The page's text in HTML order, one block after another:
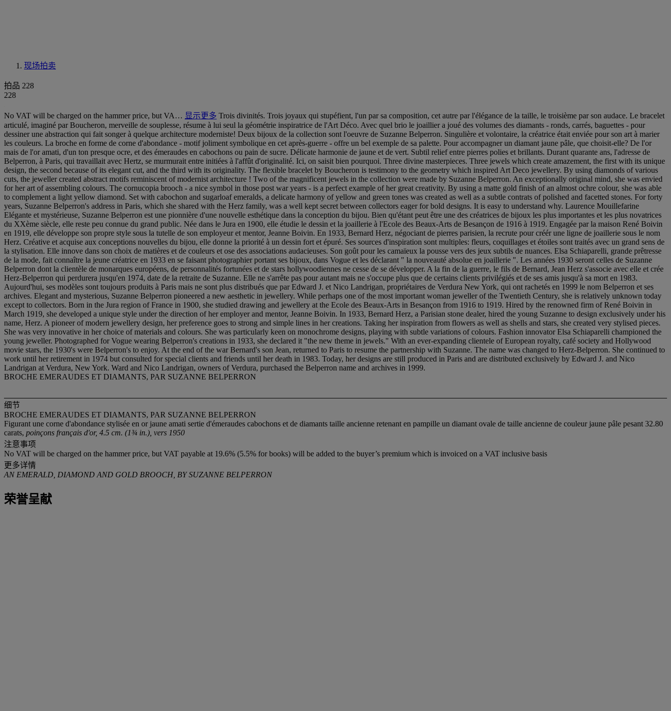
现场拍卖
拍品 228
228
No VAT will be charged on the hammer price, but VA… 显示更多 Trois divinités. Trois joyaux qui stupéfient, l'un par sa composition, cet autre par l'élégance de la taille, le troisième par son audace. Le bracelet
articulé, imaginé par Boucheron, merveille de souplesse, résume à lui seul la géométrie inspiratrice de l'Art Déco. Avec quel brio le joaillier a joué des volumes des diamants - ronds, carrés, baguettes - pour
dessiner une abstraction qui fait songer à quelque architecture moderniste! Deux bijoux de la collection sont l'oeuvre de Suzanne Belperron. Singulière et volontaire, la créatrice était enviée pour son art à marier
les couleurs. La broche en forme de corne d'abondance - motif joliment symbolique en cet après-guerre - offre un bel exemple de sa palette. Pour accompagner un diamant jaune pâle, que choisit-elle? De l'or
mais de l'or amati, d'un ton presque ocre, et des émeraudes en cabochons ou pain de sucre. Délicate harmonie de jaune et de vert. Subtil relief entre pierres polies et brillants. Durant quarante ans, l'adresse de
Belperron, à Paris, qui travaillait avec Hertz, se murmurait entre initiées à l'affût d'originalité. Ici, on saisit bien pourquoi. Three divine masterpieces. Three jewels which create amazement, the first with its unique
design, the second because of its elegant cut, and the third with its originality. The flexible bracelet by Boucheron is testimony to the geometry which inspired Art Deco jewellery. By using diamonds of various
cuts, the jeweller created abstract motifs reminiscent of modernist architecture ! Two of the magnificent jewels in the collection were made by Suzanne Belperron. An exceptionally original mind, she was envied
for her art of assembling colours. The cornucopia brooch - a nice symbol in those post war years - is a perfect example of her great creativity. By using a matte gold finish of an almost ochre colour, she was able
to complement a light yellow diamond. Set with cabochon and sugarloaf emeralds, a delicate harmony of yellow and green tones was created as well as a subtle contrats of polished and facetted stones. For forty
years, Suzanne Belperron's address in Paris, which she shared with the Herz family, was a well kept secret between collectors eager for bold designs. It is easy to understand why. Laurence Mouillefarine
Elégante et mystérieuse, Suzanne Belperron est une pionnière d'une nouvelle esthétique dans la conception du bijou. Bien qu'étant peut être une des créatrices de bijoux les plus importantes et les plus novatrices
du XXème siècle, elle reste peu connue du grand public. Née dans le Jura en 1900, elle étudie le dessin et la joaillerie à l'Ecole des Beaux-Arts de Besançon de 1916 à 1919. Engagée par la maison René Boivin
en 1919, elle développe son propre style sous la tutelle de son employeur et mentor, Jeanne Boivin. En 1933, Bernard Herz, négociant de pierres parisien, la recrute pour créér une ligne de joaillerie sous le nom
Herz. Créative et acquise aux conceptions nouvelles du bijou, elle donne la priorité à un dessin fort et épuré. Ses sources d'inspiration sont multiples: fleurs, coquillages et étoiles sont traités avec un grand sens de
la stylisation. Elle innove dans son choix de matières et de couleurs et ose des associations audacieuses. Son goût pour les camaïeux la pousse vers des jeux subtils de nuances. Elsa Schiaparelli, grande prêtresse
de la mode, fait connaître la jeune créatrice en 1933 en se faisant photographier portant ses bijoux, dans Vogue et les déclarant " la nouveauté absolue en joaillerie ". Les années 1930 seront celles de Suzanne
Belperron dont la clientèle de monarques européens, de personnalités fortunées et de stars hollywoodiennes ne cesse de se développer. A la fin de la guerre, le fils de Bernard, Jean Herz s'associe avec elle et crée
Herz-Belperron qui perdurera jusqu'en 1974, date de la retraite de Suzanne. Elle ne s'arrête pas pour autant mais ne s'occupe plus que de certains clients privilégiés et de ses amis jusqu'à sa mort en 1983.
Aujourd'hui, ses modèles sont toujours produits à Paris mais ne sont plus distribués que par Edward J. et Nico Landrigan, propriétaires de Verdura New York, qui ont rachetés en 1999 le nom Belperron et ses
archives. Elegant and mysterious, Suzanne Belperron pioneered a new aesthetic in jewellery. While perhaps one of the most important woman jeweller of the Twentieth Century, she is relatively unknown today
except to collectors. Born in the Jura region of France in 1900, she studied drawing and jewellery at the Ecole des Beaux-Arts in Besançon from 1916 to 1919. Hired by the renowned firm of René Boivin in
March 1919, she developed a unique style under the direction of her employer and mentor, Jeanne Boivin. In 1933, Bernard Herz, a Parisian stone dealer, hired the young Suzanne to design exclusively under his
name, Herz. A pioneer of modern jewellery design, her preference goes to strong and simple lines in her creations. Taking her inspiration from flowers as well as shells and stars, she created very stylised pieces.
She was very innovative in her choice of materials and colours. She was particularly keen on monochrome designs, playing with subtle variations of colours. Fashion innovator Elsa Schiaparelli championed the
young jeweller. Photographed for Vogue wearing Belperron's creations in 1933, she declared it "the new theme in jewels." With an ever-expanding clientele of European royalty, café society and Hollywood
movie stars, the 1930's were Belperron's to enjoy. At the end of the war Bernard's son Jean, returned to Paris to resume the partnership with Suzanne. The name was changed to Herz-Belperron. She continued to
work until her retirement in 1974 but consulted for special clients and friends until her death in 1983. Today, her designs are still produced in Paris and are distributed exclusively by Edward J. and Nico
Landrigan at Verdura, New York. Ward and Nico Landrigan, owners of Verdura, purchased the Belperron name and archives in 1999.
BROCHE EMERAUDES ET DIAMANTS, PAR SUZANNE BELPERRON
细节
BROCHE EMERAUDES ET DIAMANTS, PAR SUZANNE BELPERRON
Figurant une corne d'abondance stylisée en or jaune amati sertie d'émeraudes cabochons et de diamants taille ancienne retenant en pampille un diamant ovale de taille ancienne de couleur jaune pâle pesant 32.80
carats, poinçons français d'or, 4.5 cm. (1¾ in.), vers 1950
注意事项
No VAT will be charged on the hammer price, but VAT payable at 19.6% (5.5% for books) will be added to the buyer’s premium which is invoiced on a VAT inclusive basis
更多详情
AN EMERALD, DIAMOND AND GOLD BROOCH, BY SUZANNE BELPERRON
荣誉呈献